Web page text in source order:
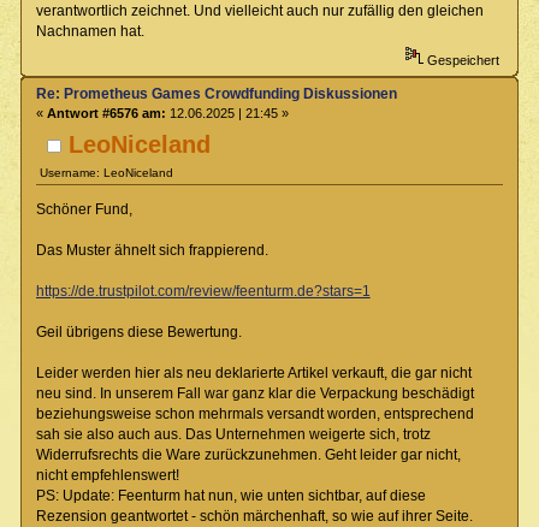
verantwortlich zeichnet. Und vielleicht auch nur zufällig den gleichen
Nachnamen hat.
Gespeichert
LeoNiceland
Username: LeoNiceland
Re: Prometheus Games Crowdfunding Diskussionen
« Antwort #6576 am: 12.06.2025 | 21:45 »
Schöner Fund,
Das Muster ähnelt sich frappierend.
https://de.trustpilot.com/review/feenturm.de?stars=1
Geil übrigens diese Bewertung.
Leider werden hier als neu deklarierte Artikel verkauft, die gar nicht
neu sind. In unserem Fall war ganz klar die Verpackung beschädigt
beziehungsweise schon mehrmals versandt worden, entsprechend
sah sie also auch aus. Das Unternehmen weigerte sich, trotz
Widerrufsrechts die Ware zurückzunehmen. Geht leider gar nicht,
nicht empfehlenswert!
PS: Update: Feenturm hat nun, wie unten sichtbar, auf diese
Rezension geantwortet - schön märchenhaft, so wie auf ihrer Seite.